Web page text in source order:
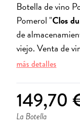
Botella de vino
Pomerol "Clos
de
viejo. Venta de
más detalles
149,70
La Botella